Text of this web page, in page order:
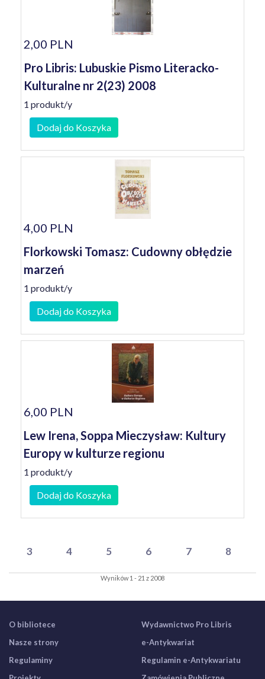
2,00 PLN
Pro Libris: Lubuskie Pismo Literacko-
Kulturalne nr 2(23) 2008
1 produkt/y
Dodaj do Koszyka
4,00 PLN
Florkowski Tomasz: Cudowny obłędzie
marzeń
1 produkt/y
Dodaj do Koszyka
6,00 PLN
Lew Irena, Soppa Mieczysław: Kultury
Europy w kulturze regionu
1 produkt/y
Dodaj do Koszyka
3 4 5 6 7 8
Wyników 1 - 21 z 2008
O bibliotece
Nasze strony
Regulaminy
Wydawnictwo Pro Libris
e-Antykwariat
Regulamin e-Antykwariatu